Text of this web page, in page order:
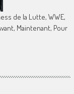
de la Lutte, WWE,
Maintenant, Pour